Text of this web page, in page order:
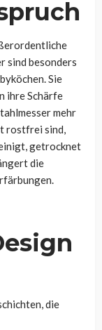
sind besonders
Sie
ihre Schärfe
mehr
rostfrei sind,
getrocknet
die
die